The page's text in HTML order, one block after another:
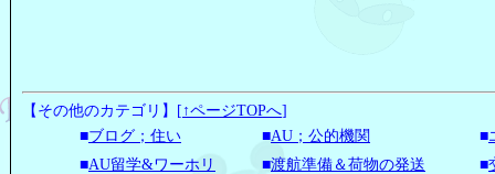
【その他のカテゴリ】 [ ↑ページTOPへ]
■ブログ；住い ■AU；公的機関 ■
■AU留学&ワーホリ ■渡航準備＆荷物の発送 ■